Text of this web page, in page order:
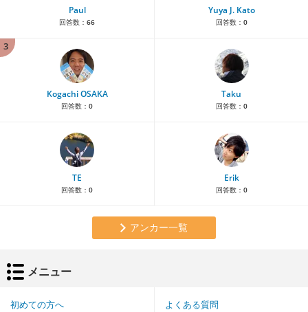
Paul
回答数： 66
Yuya J. Kato
回答数： 0
3
Kogachi OSAKA
回答数： 0
Taku
回答数： 0
TE
回答数： 0
Erik
回答数： 0
アンカー一覧
メニュー
初めての方へ よくある質問